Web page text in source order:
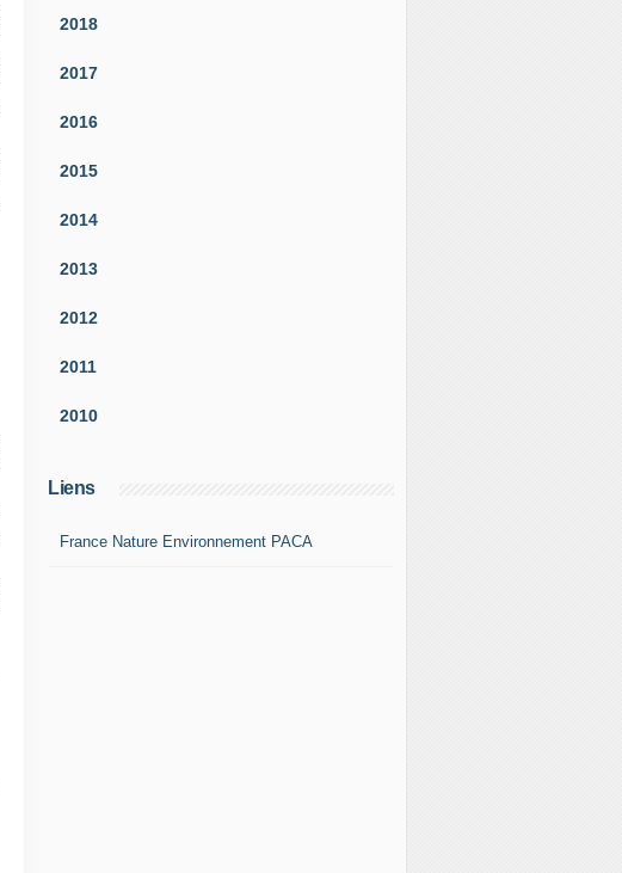
2018
2017
2016
2015
2014
2013
2012
2011
2010
Liens
France Nature Environnement PACA